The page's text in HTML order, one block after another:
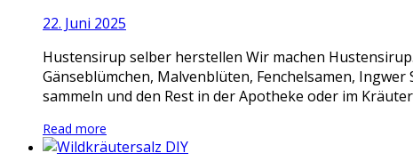
22. Juni 2025
Hustensirup selber herstellen Wir machen
Gänseblümchen, Malvenblüten, Fenchelsamen,
sammeln und den Rest in der Apotheke oder im
Read more